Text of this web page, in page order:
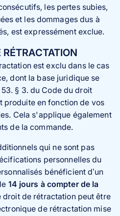
les pertes subies,
et les dommages dus à
est expressément exclue.
RÉTRACTATION
est exclu dans le cas
dont la base juridique se
§ 3. du Code du droit
produite en fonction de vos
Cela s'applique également
de la commande.
qui ne sont pas
personnelles du
bénéficient d’un
14 jours à compter de la
droit de rétractation peut être
de rétractation mise